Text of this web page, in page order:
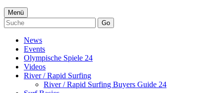
Menü
Go
News
Events
Olympische Spiele 24
Videos
River / Rapid Surfing
River / Rapid Surfing Buyers Guide 24